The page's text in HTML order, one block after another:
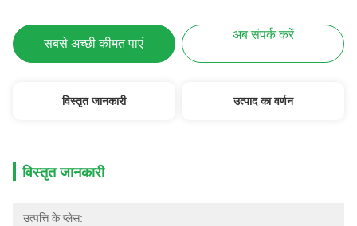
सबसे अच्छी कीमत पाएं
अब संपर्क करें
विस्तृत जानकारी उत्पाद का वर्णन
विस्तृत जानकारी
उत्पत्ति के प्लेस: